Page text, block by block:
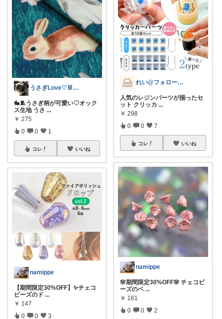
うさぎLove♡🐰みーちゃん🐰
🐇🧵うさぎ柄が可愛い♡オック
ス生地 うさ ...
￥ 275
0 0 1
コレ いいね
namippe
【期間限定30%OFF】✨チェコ
ビーズのド ...
￥ 147
0 0 3
れい@フォロー＆経由購入感謝です♪
人気のレジンパーツが揃ったセ
ット クリッカ ...
￥ 298
0 0 7
コレ いいね
namippe
🌸期間限定30%OFF🌸 チェコビ
ーズのベ ...
￥ 161
0 0 2